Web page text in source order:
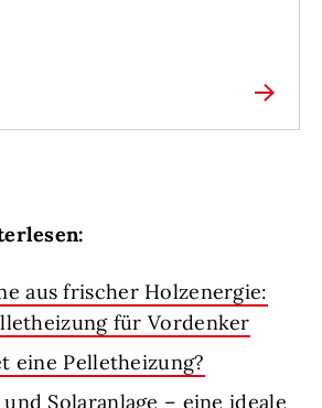
aus frischer Holzenergie:
für Vordenker
eine Pelletheizung?
Solaranlage – eine ideale